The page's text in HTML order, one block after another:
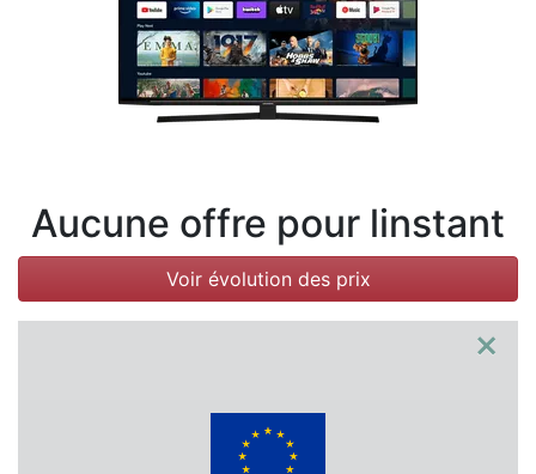
Catégories
Aucune offre pour linstant
Voir évolution des prix
×